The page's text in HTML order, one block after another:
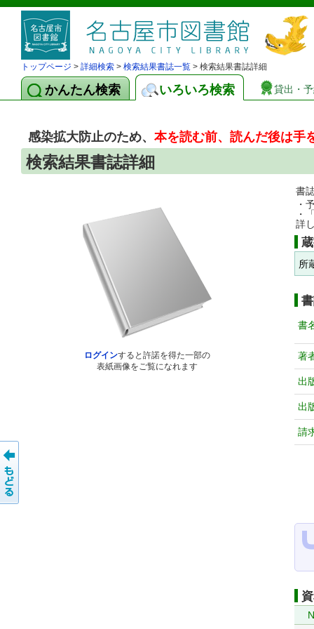
トップページ > 詳細検索 > 検索結果書誌一覧 > 検索結果書誌詳細
かんたん検索 いろいろ検索 貸出・
感染拡大防止のため、 本を読む前、読んだ後は手
検索結果書誌詳細
ログインすると許諾を得た一部の
表紙画像をご覧になれます
書
・
・
詳
所
書
著
出
出
請